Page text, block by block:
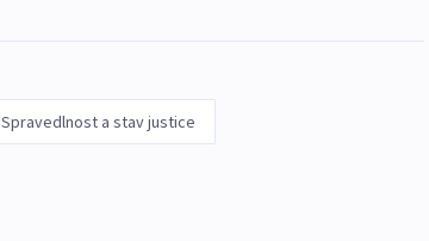
Spravedlnost a stav justice